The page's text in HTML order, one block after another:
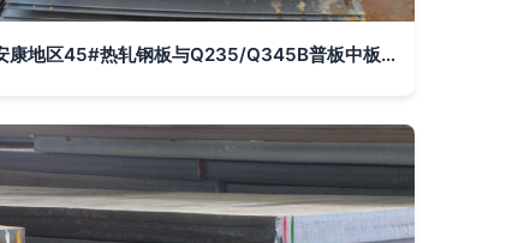
安康地区45#热轧钢板与Q235/Q345B普板中板生产销售现状分析